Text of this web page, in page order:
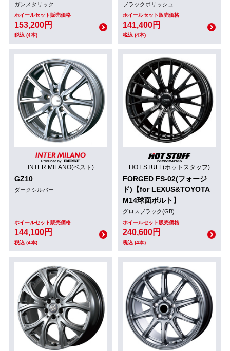
ガンメタリック
ホイールセット販売価格
153,200円
税込 (4本)
ブラックポリッシュ
ホイールセット販売価格
141,400円
税込 (4本)
INTER MILANO(ベスト)
GZ10
ダークシルバー
ホイールセット販売価格
144,100円
税込 (4本)
HOT STUFF(ホットスタッフ)
FORGED FS-02(フォージ
ド)【for LEXUS&TOYOTA
M14球面ボルト】
グロスブラック(GB)
ホイールセット販売価格
240,600円
税込 (4本)